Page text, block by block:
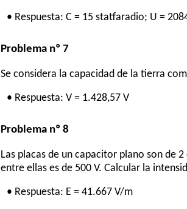
• Respuesta: C = 15 statfaradio; U =
Problema nº 7
Se considera la capacidad de la tierra
• Respuesta: V = 1.428,57 V
Problema nº 8
Las placas de un capacitor plano son de
entre ellas es de 500 V. Calcular la
• Respuesta: E = 41.667 V/m